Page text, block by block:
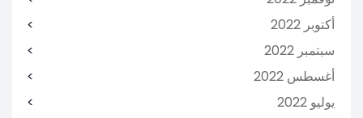
أكتوبر 2022
سبتمبر 2022
أغسطس 2022
يوليو 2022